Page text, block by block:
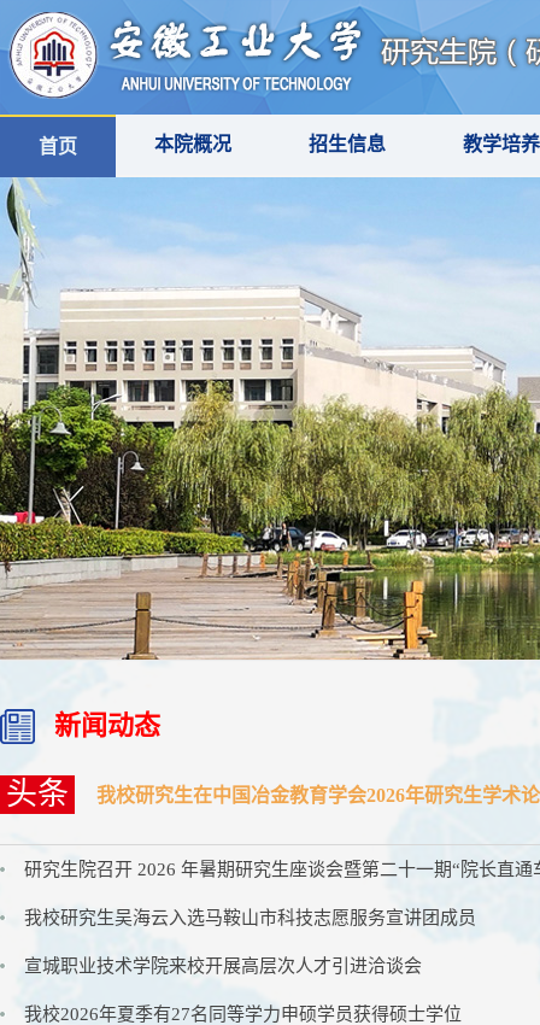
首页 本院概况 招生信息 教学培养
新闻动态
头条 我校研究生在中国冶金教育学会2026年研究生学术
研究生院召开 2026 年暑期研究生座谈会暨第二十一期“院长直通
我校研究生吴海云入选马鞍山市科技志愿服务宣讲团成员
宣城职业技术学院来校开展高层次人才引进洽谈会
我校2026年夏季有27名同等学力申硕学员获得硕士学位